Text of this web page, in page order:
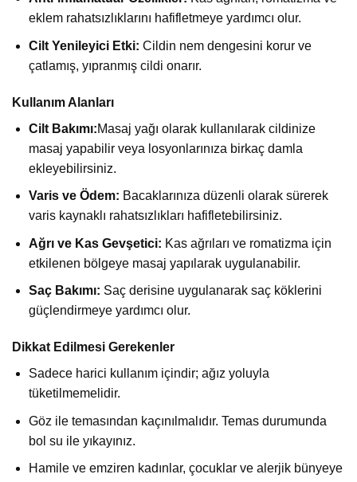
eklem rahatsızlıklarını hafifletmeye yardımcı olur.
Cilt Yenileyici Etki: Cildin nem dengesini korur ve
çatlamış, yıpranmış cildi onarır.
Kullanım Alanları
Cilt Bakımı:Masaj yağı olarak kullanılarak cildinize
masaj yapabilir veya losyonlarınıza birkaç damla
ekleyebilirsiniz.
Varis ve Ödem: Bacaklarınıza düzenli olarak sürerek
varis kaynaklı rahatsızlıkları hafifletebilirsiniz.
Ağrı ve Kas Gevşetici: Kas ağrıları ve romatizma için
etkilenen bölgeye masaj yapılarak uygulanabilir.
Saç Bakımı: Saç derisine uygulanarak saç köklerini
güçlendirmeye yardımcı olur.
Dikkat Edilmesi Gerekenler
Sadece harici kullanım içindir; ağız yoluyla
tüketilmemelidir.
Göz ile temasından kaçınılmalıdır. Temas durumunda
bol su ile yıkayınız.
Hamile ve emziren kadınlar, çocuklar ve alerjik bünyeye